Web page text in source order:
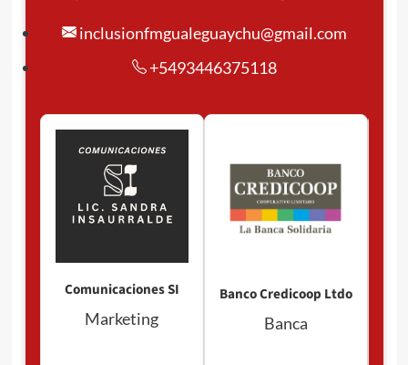
inclusionfmgualeguaychu@gmail.com
+5493446375118
Comunicaciones SI
Marketing
Banco Credicoop Ltdo
Banca